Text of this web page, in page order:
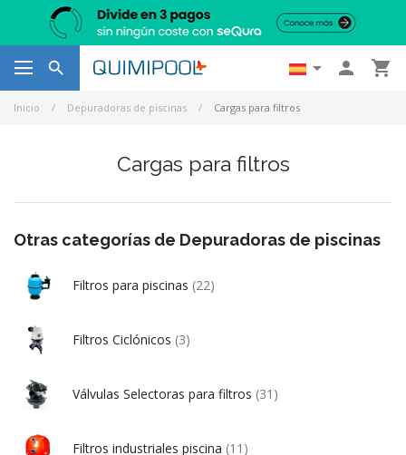
   
Inicio Depuradoras de piscinas Cargas para filtros
Cargas para filtros
Otras categorías de Depuradoras de piscinas
Filtros para piscinas (22)
Filtros Ciclónicos (3)
Válvulas Selectoras para filtros (31)
Filtros industriales piscina (11)